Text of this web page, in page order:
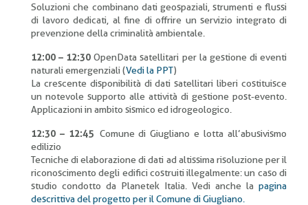
Soluzioni che combinano dati geospaziali, strumenti e flussi
di lavoro dedicati, al fine di offrire un servizio integrato di
prevenzione della criminalità ambientale.
12:00 – 12:30 OpenData satellitari per la gestione di eventi
naturali emergenziali (Vedi la PPT)
La crescente disponibilità di dati satellitari liberi costituisce
un notevole supporto alle attività di gestione post-evento.
Applicazioni in ambito sismico ed idrogeologico.
12:30 – 12:45Comune di Giugliano e lotta all’abusivismo
edilizio
Tecniche di elaborazione di dati ad altissima risoluzione per il
riconoscimento degli edifici costruiti illegalmente: un caso di
studio condotto da Planetek Italia. Vedi anche la pagina
descrittiva del progetto per il Comune di Giugliano.